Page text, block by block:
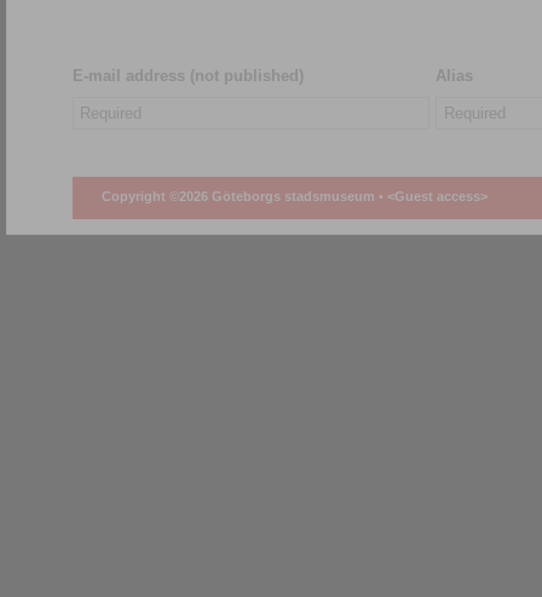
E-mail address (not published) Alias
Copyright ©2026 Göteborgs stadsmuseum • <Guest access>